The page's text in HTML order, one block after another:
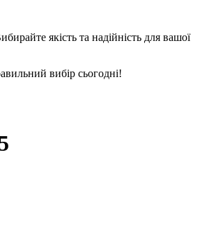
якість та надійність для вашої
вибір сьогодні!